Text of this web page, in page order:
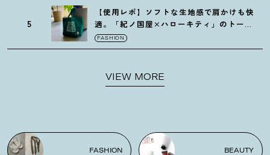
5
【使用レポ】ソフトな生地感で肩かけも快
適。「紀ノ国屋×ハローキティ」のトート
がガシガシ使えて最高です
FASHION
VIEW MORE
FASHION BEAUTY